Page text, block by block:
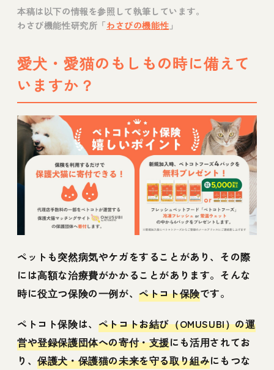
本稿は以下の情報を参照して執筆しています。
わさび機能性研究所「わさびの機能性 」
愛犬・愛猫のもしもの時に備えて
いますか？
ペットも突然病気やケガをすることがあり、その際
には高額な治療費がかかることがあります。そんな
時に役立つ保険の一例が、ペトコト保険です。
ペトコト保険は、 ペトコトお結び（OMUSUBI）の運
営や登録保護団体への寄付・支援にも活用されてお
り、保護犬・保護猫の未来を守る取り組みにもつな